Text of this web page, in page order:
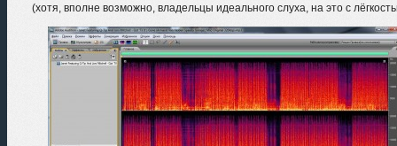
(хотя, вполне возможно, владельцы идеального слуха, на это с